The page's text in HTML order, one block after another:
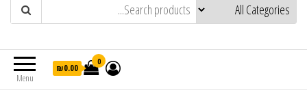
Menu
0
₪0.00